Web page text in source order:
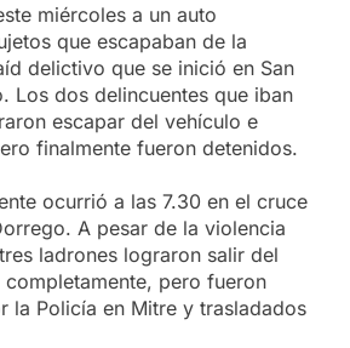
miércoles a un auto
que escapaban de la
delictivo que se inició en San
Los dos delincuentes que iban
escapar del vehículo e
finalmente fueron detenidos.
ocurrió a las 7.30 en el cruce
A pesar de la violencia
ladrones lograron salir del
pero fueron
la Policía en Mitre y trasladados